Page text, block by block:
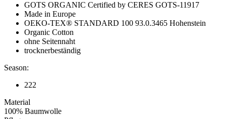
GOTS ORGANIC Certified by CERES GOTS-11917
Made in Europe
OEKO-TEX® STANDARD 100 93.0.3465 Hohenstein
Organic Cotton
ohne Seitennaht
trocknerbeständig
Season:
222
Material
100% Baumwolle